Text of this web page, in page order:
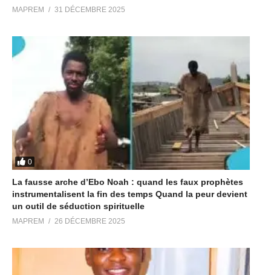
MAPREM 31 DÉCEMBRE 2025
0
La fausse arche d’Ebo Noah : quand les faux prophètes
instrumentalisent la fin des temps Quand la peur devient
un outil de séduction spirituelle
MAPREM 26 DÉCEMBRE 2025